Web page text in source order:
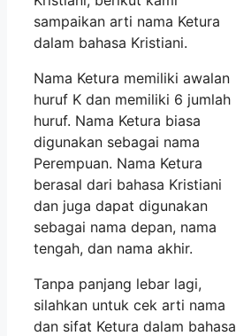
sampaikan arti nama Ketura
dalam bahasa Kristiani.
Nama Ketura memiliki awalan
huruf K dan memiliki 6 jumlah
huruf. Nama Ketura biasa
digunakan sebagai nama
Perempuan. Nama Ketura
berasal dari bahasa Kristiani
dan juga dapat digunakan
sebagai nama depan, nama
tengah, dan nama akhir.
Tanpa panjang lebar lagi,
silahkan untuk cek arti nama
dan sifat Ketura dalam bahasa